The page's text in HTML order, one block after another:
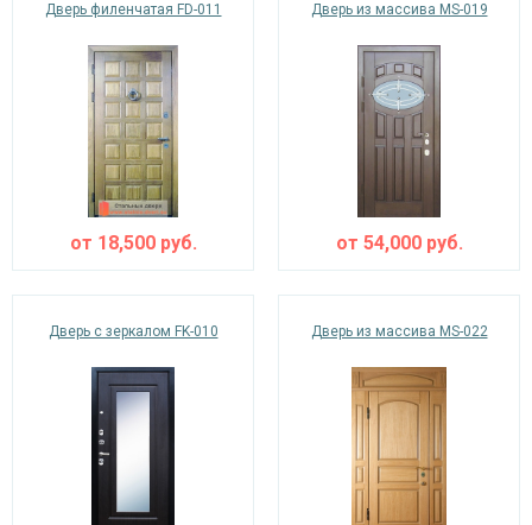
Дверь филенчатая FD-011
от 18,500руб.
Дверь из массива MS-019
от 54,000руб.
Дверь с зеркалом FK-010 Дверь из массива MS-022